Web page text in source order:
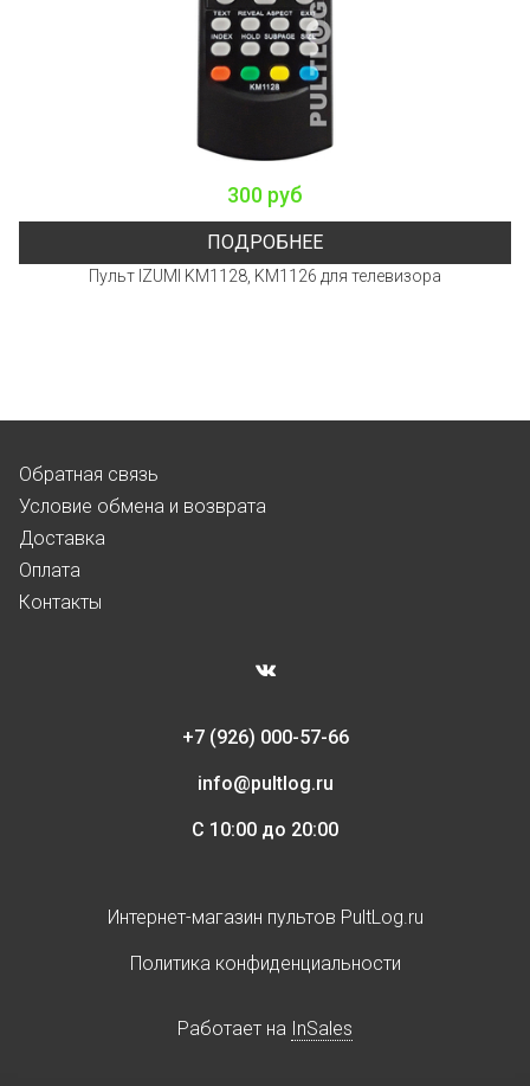
300 руб
ПОДРОБНЕЕ
Пульт IZUMI KM1128, KM1126 для телевизора
Обратная связь
Условие обмена и возврата
Доставка
Оплата
Контакты
+7 (926) 000-57-66
info@pultlog.ru
С 10:00 до 20:00
Интернет-магазин пультов PultLog.ru
Политика конфиденциальности
Работает на InSales